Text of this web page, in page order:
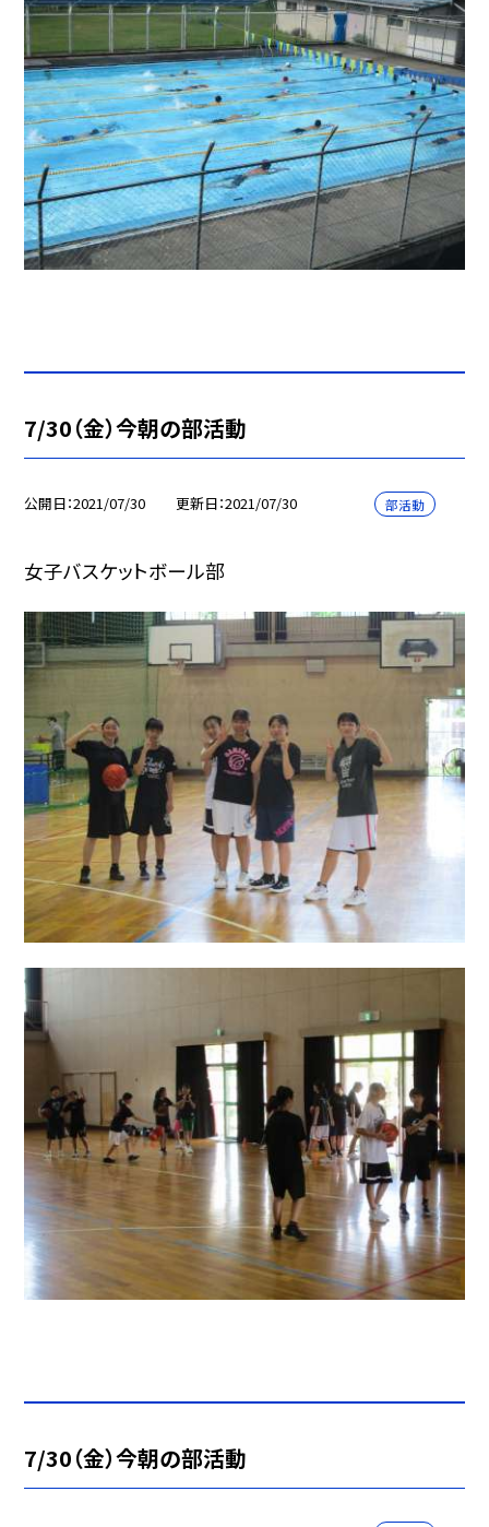
7/30（金）今朝の部活動
公開日 2021/07/30 更新日 2021/07/30 部活動
女子バスケットボール部
7/30（金）今朝の部活動